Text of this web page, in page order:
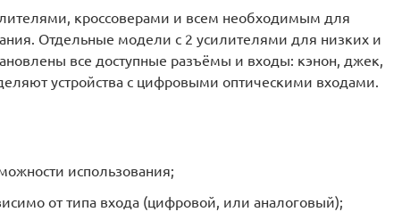
кроссоверами и всем необходимым для
Отдельные модели с 2 усилителями для низких и
все доступные разъёмы и входы: кэнон, джек,
устройства с цифровыми оптическими входами.
использования;
от типа входа (цифровой, или аналоговый);